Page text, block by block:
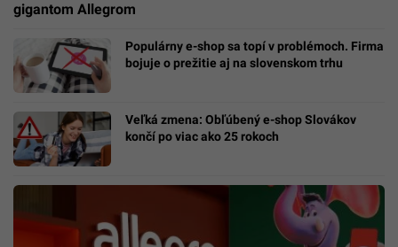
gigantom Allegrom
Populárny e-shop sa topí v problémoch. Firma
bojuje o prežitie aj na slovenskom trhu
Veľká zmena: Obľúbený e-shop Slovákov
končí po viac ako 25 rokoch